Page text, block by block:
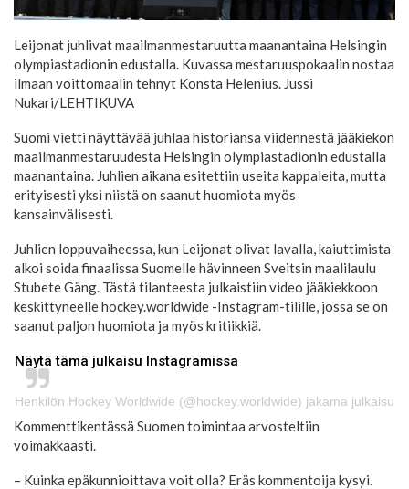
Leijonat juhlivat maailmanmestaruutta maanantaina Helsingin
olympiastadionin edustalla. Kuvassa mestaruuspokaalin nostaa
ilmaan voittomaalin tehnyt Konsta Helenius. Jussi
Nukari/LEHTIKUVA
Suomi vietti näyttävää juhlaa historiansa viidennestä jääkiekon
maailmanmestaruudesta Helsingin olympiastadionin edustalla
maanantaina. Juhlien aikana esitettiin useita kappaleita, mutta
erityisesti yksi niistä on saanut huomiota myös
kansainvälisesti.
Juhlien loppuvaiheessa, kun Leijonat olivat lavalla, kaiuttimista
alkoi soida finaalissa Suomelle hävinneen Sveitsin maalilaulu
Stubete Gäng. Tästä tilanteesta julkaistiin video jääkiekkoon
keskittyneelle hockey.worldwide -Instagram-tilille, jossa se on
saanut paljon huomiota ja myös kritiikkiä.
Näytä tämä julkaisu Instagramissa
Henkilön Hockey Worldwide (@hockey.worldwide) jakama julkaisu
Kommenttikentässä Suomen toimintaa arvosteltiin
voimakkaasti.
– Kuinka epäkunnioittava voit olla? Eräs kommentoija kysyi.